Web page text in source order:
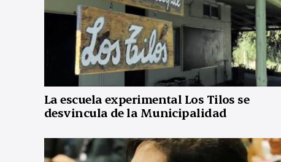
La escuela experimental Los Tilos se
desvincula de la Municipalidad